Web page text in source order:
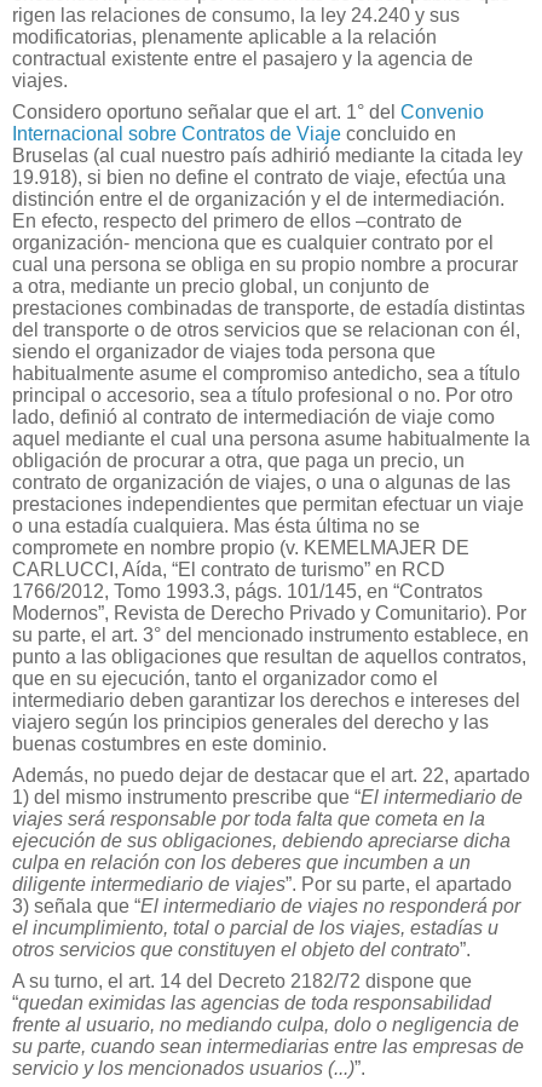
rigen las relaciones de consumo, la ley 24.240 y sus
modificatorias, plenamente aplicable a la relación
contractual existente entre el pasajero y la agencia de
viajes.
Considero oportuno señalar que el art. 1° del Convenio
Internacional sobre Contratos de Viaje concluido en
Bruselas (al cual nuestro país adhirió mediante la citada ley
19.918), si bien no define el contrato de viaje, efectúa una
distinción entre el de organización y el de intermediación.
En efecto, respecto del primero de ellos –contrato de
organización- menciona que es cualquier contrato por el
cual una persona se obliga en su propio nombre a procurar
a otra, mediante un precio global, un conjunto de
prestaciones combinadas de transporte, de estadía distintas
del transporte o de otros servicios que se relacionan con él,
siendo el organizador de viajes toda persona que
habitualmente asume el compromiso antedicho, sea a título
principal o accesorio, sea a título profesional o no. Por otro
lado, definió al contrato de intermediación de viaje como
aquel mediante el cual una persona asume habitualmente la
obligación de procurar a otra, que paga un precio, un
contrato de organización de viajes, o una o algunas de las
prestaciones independientes que permitan efectuar un viaje
o una estadía cualquiera. Mas ésta última no se
compromete en nombre propio (v. KEMELMAJER DE
CARLUCCI, Aída, “El contrato de turismo” en RCD
1766/2012, Tomo 1993.3, págs. 101/145, en “Contratos
Modernos”, Revista de Derecho Privado y Comunitario). Por
su parte, el art. 3° del mencionado instrumento establece, en
punto a las obligaciones que resultan de aquellos contratos,
que en su ejecución, tanto el organizador como el
intermediario deben garantizar los derechos e intereses del
viajero según los principios generales del derecho y las
buenas costumbres en este dominio.
Además, no puedo dejar de destacar que el art. 22, apartado
1) del mismo instrumento prescribe que “El intermediario de
viajes será responsable por toda falta que cometa en la
ejecución de sus obligaciones, debiendo apreciarse dicha
culpa en relación con los deberes que incumben a un
diligente intermediario de viajes”. Por su parte, el apartado
3) señala que “El intermediario de viajes no responderá por
el incumplimiento, total o parcial de los viajes, estadías u
otros servicios que constituyen el objeto del contrato”.
A su turno, el art. 14 del Decreto 2182/72 dispone que
“quedan eximidas las agencias de toda responsabilidad
frente al usuario, no mediando culpa, dolo o negligencia de
su parte, cuando sean intermediarias entre las empresas de
servicio y los mencionados usuarios (...)”.